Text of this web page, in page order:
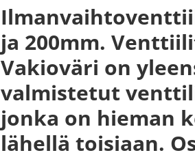
ja 200mm.
Vakioväri on
valmistetut
jonka on hieman
lähellä toisiaan.